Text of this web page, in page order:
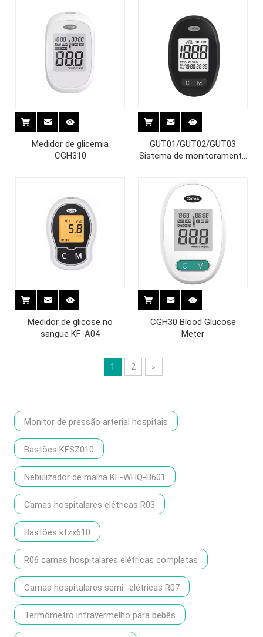
Medidor de glicemia
CGH310
GUT01/GUT02/GUT03
Sistema de monitoramento
Medidor de glicose no
sangue KF-A04
CGH30 Blood Glucose
Meter
1 2 »
Monitor de pressão arterial hospitais
Bastões KFSZ010
Nebulizador de malha KF-WHQ-B601
Camas hospitalares elétricas R03
Bastões kfzx610
R06 camas hospitalares elétricas completas
Camas hospitalares semi -elétricas R07
Termômetro infravermelho para bebês